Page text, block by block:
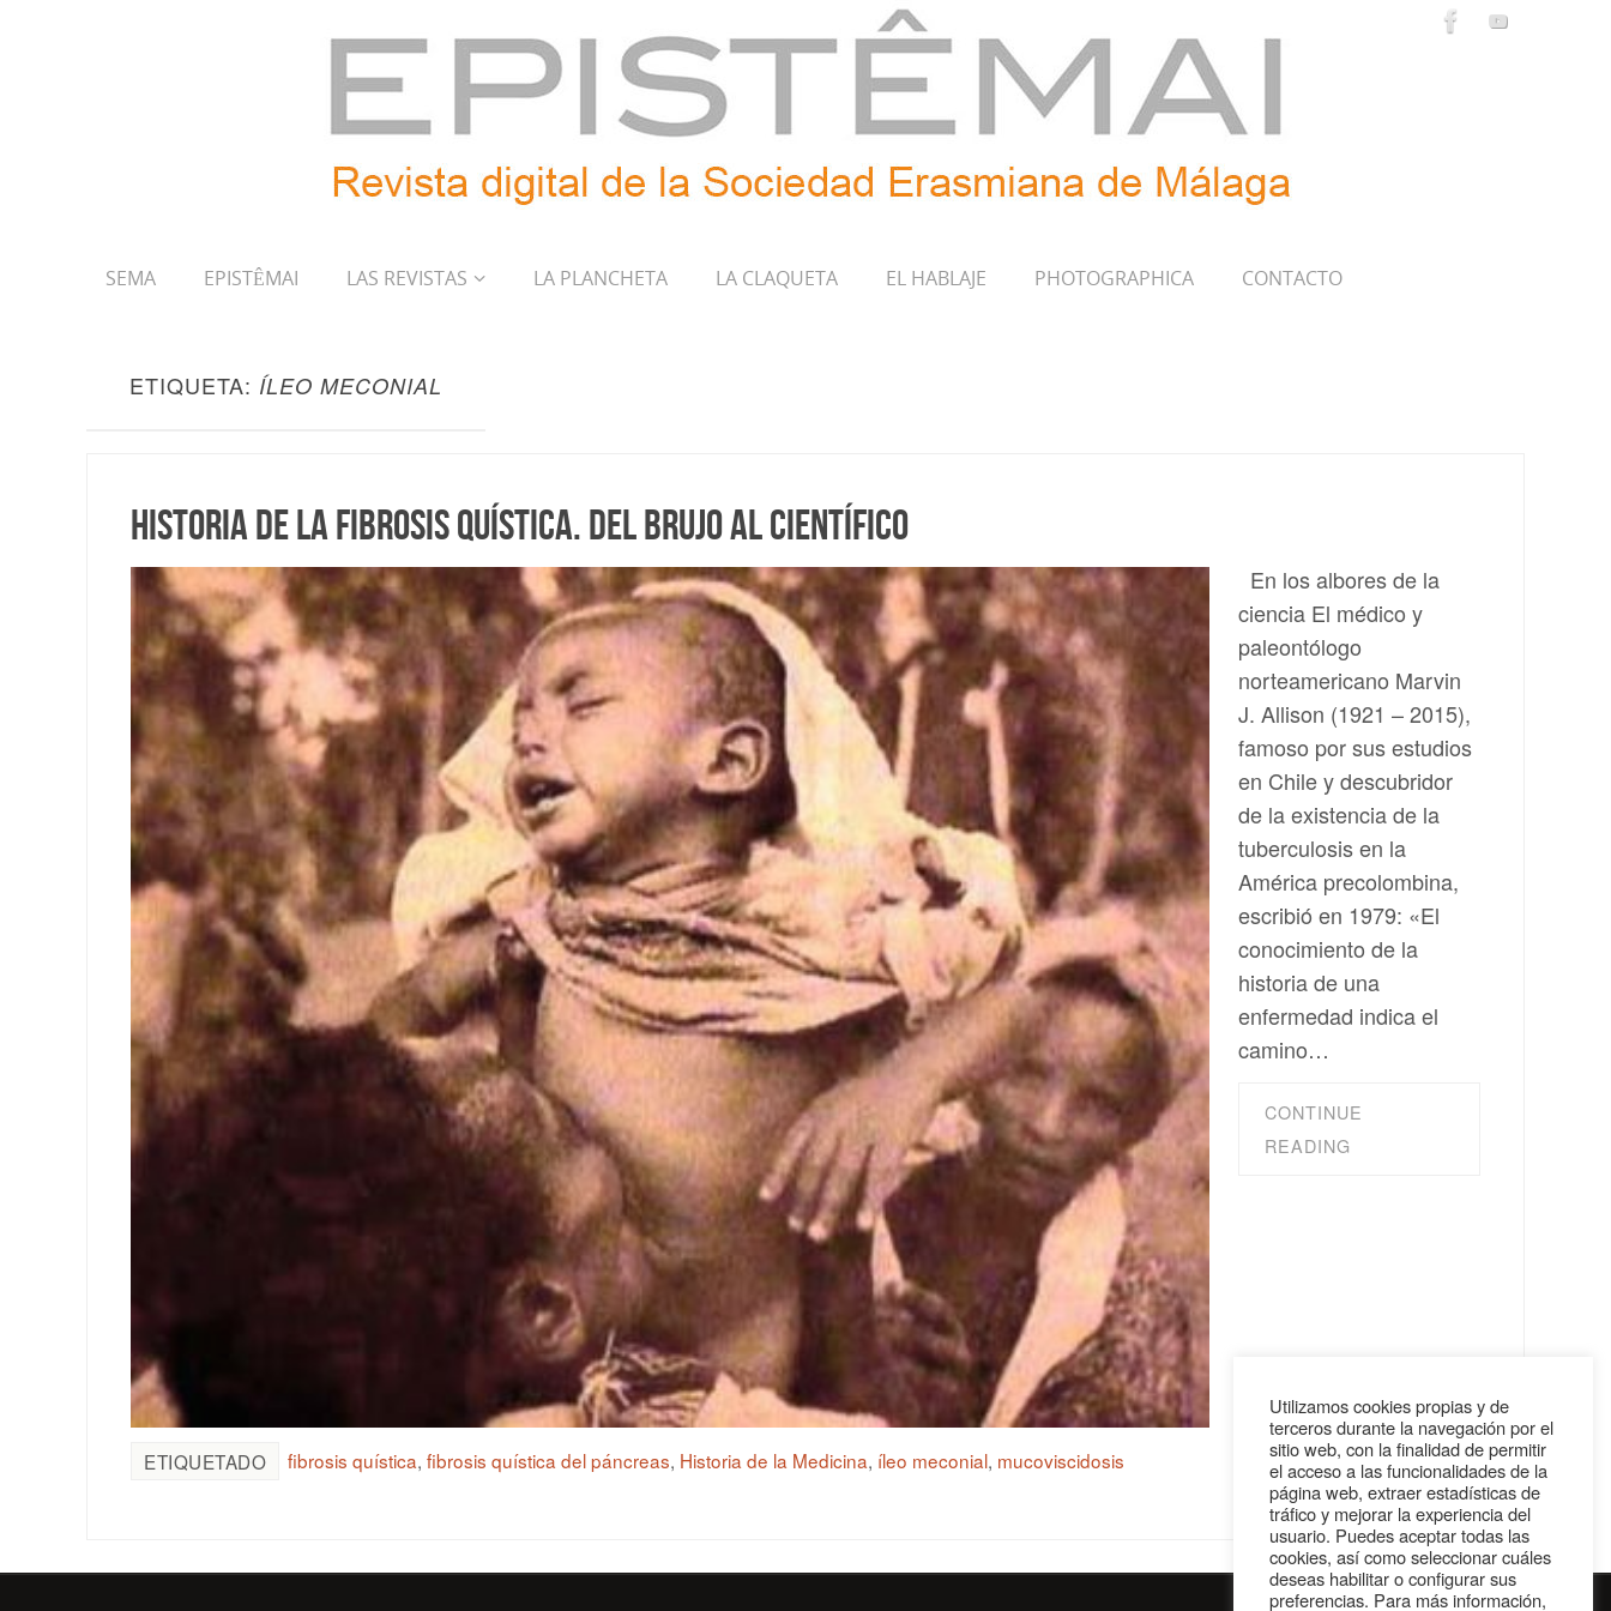
SEMA EPISTÊMAI LAS REVISTAS LA PLANCHETA LA CLAQUETA EL HABLAJE PHOTOGRAPHICA CONTACTO
ETIQUETA: ÍLEO MECONIAL
Historia de la fibrosis quística. Del brujo al científico
En los albores de la
ciencia El médico y
paleontólogo
norteamericano Marvin
J. Allison (1921 – 2015),
famoso por sus estudios
en Chile y descubridor
de la existencia de la
tuberculosis en la
América precolombina,
escribió en 1979: «El
conocimiento de la
historia de una
enfermedad indica el
camino…
CONTINUE
READING
ETIQUETADO fibrosis quística, fibrosis quística del páncreas, Historia de la Medicina, íleo meconial, mucoviscidosis
Utilizamos cookies propias y de
terceros durante la navegación por el
sitio web, con la finalidad de permitir
el acceso a las funcionalidades de la
página web, extraer estadísticas de
tráfico y mejorar la experiencia del
usuario. Puedes aceptar todas las
cookies, así como seleccionar cuáles
deseas habilitar o configurar sus
preferencias. Para más información,